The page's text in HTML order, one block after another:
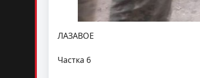
ЛАЗАВОЕ
Частка 6